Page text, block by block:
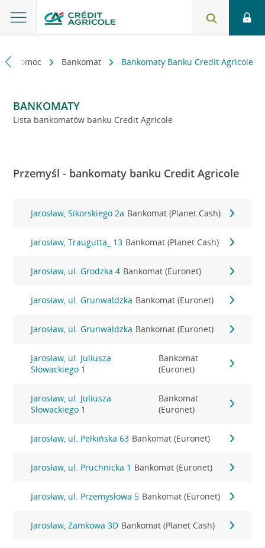
i pomoc Bankomat Bankomaty Banku Credit Agricole
BANKOMATY
Lista bankomatów banku Credit Agricole
Przemyśl - bankomaty banku Credit Agricole
Jarosław, Sikorskiego 2a Bankomat (Planet Cash)
Jarosław, Traugutta_ 13 Bankomat (Planet Cash)
Jarosław, ul. Grodzka 4 Bankomat (Euronet)
Jarosław, ul. Grunwaldzka Bankomat (Euronet)
Jarosław, ul. Grunwaldzka Bankomat (Euronet)
Jarosław, ul. Juliusza
Słowackiego 1
Bankomat
(Euronet)
Jarosław, ul. Juliusza
Słowackiego 1
Bankomat
(Euronet)
Jarosław, ul. Pełkińska 63 Bankomat (Euronet)
Jarosław, ul. Pruchnicka 1 Bankomat (Euronet)
Jarosław, ul. Przemysłowa 5 Bankomat (Euronet)
Jarosław, Zamkowa 3D Bankomat (Planet Cash)